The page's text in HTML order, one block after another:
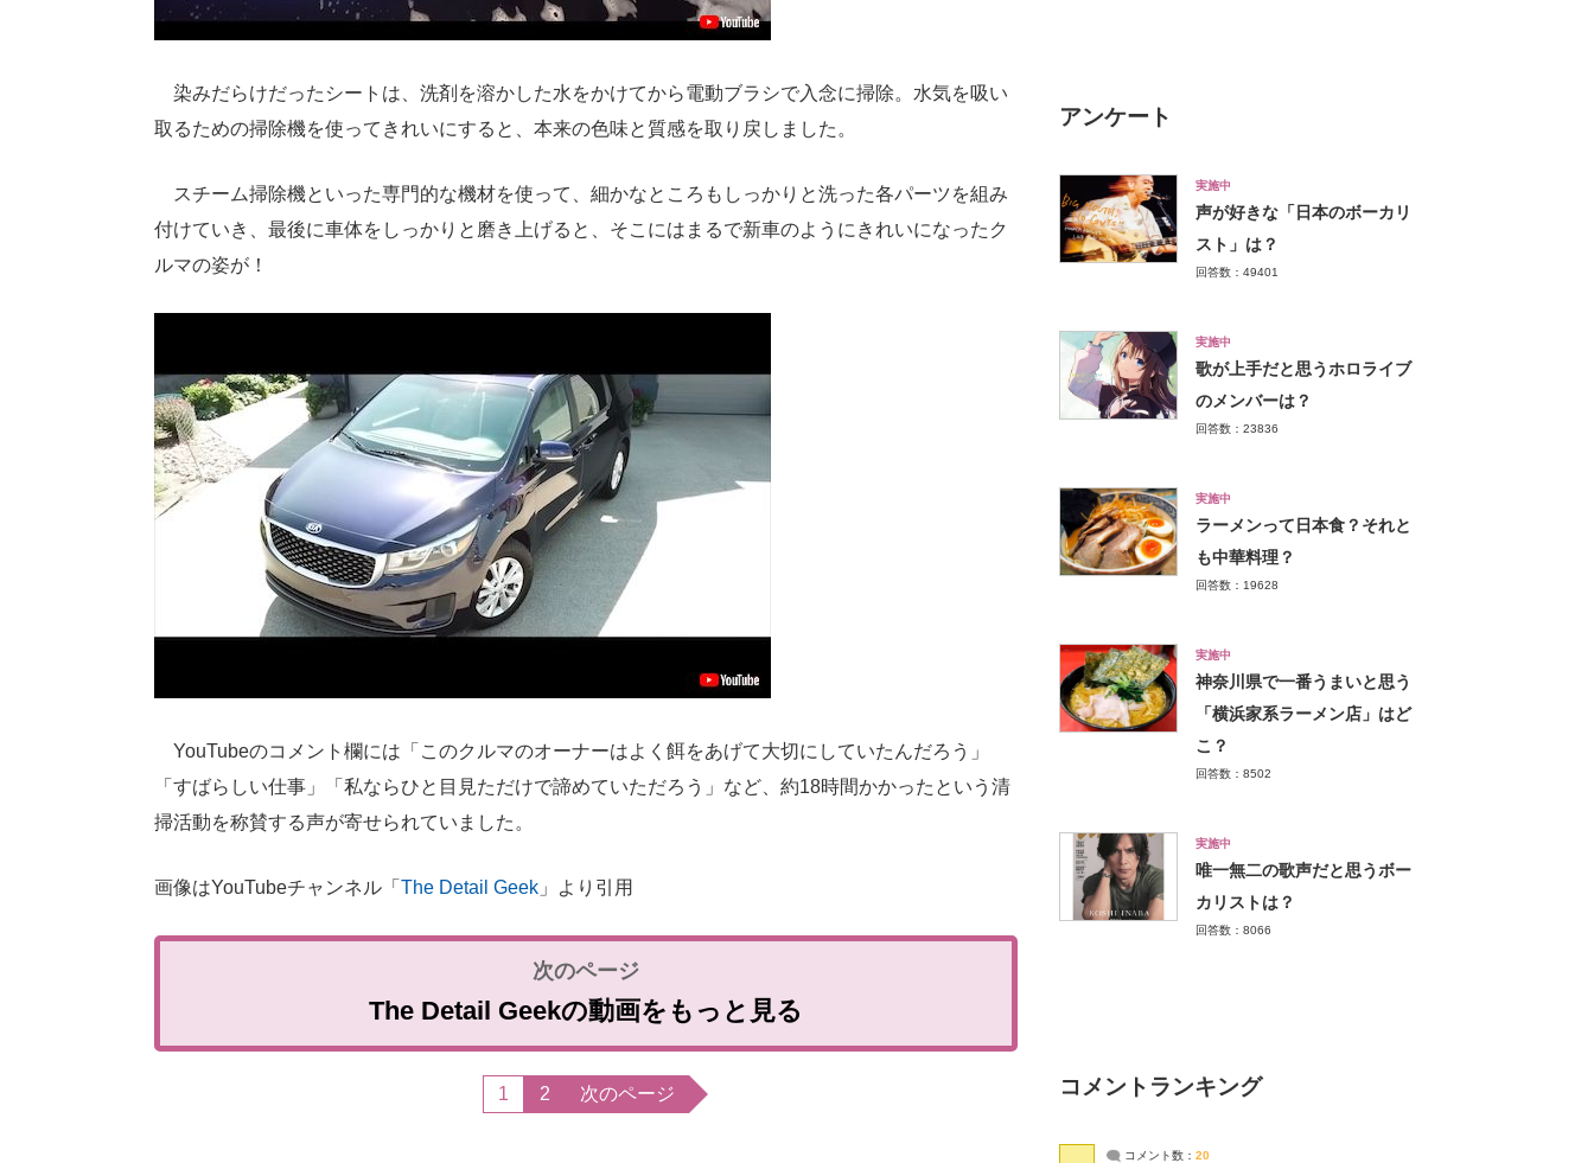
染みだらけだったシートは、洗剤を溶かした水をかけてから電動ブラシで入念に掃除。水気を吸い
取るための掃除機を使ってきれいにすると、本来の色味と質感を取り戻しました。
スチーム掃除機といった専門的な機材を使って、細かなところもしっかりと洗った各パーツを組み
付けていき、最後に車体をしっかりと磨き上げると、そこにはまるで新車のようにきれいになったク
ルマの姿が！
YouTubeのコメント欄には「このクルマのオーナーはよく餌をあげて大切にしていたんだろう」
「すばらしい仕事」「私ならひと目見ただけで諦めていただろう」など、約18時間かかったという清
掃活動を称賛する声が寄せられていました。
画像はYouTubeチャンネル「 The Detail Geek 」より引用
The Detail Geekの動画をもっと見る
1 2 次のページ
アンケート
実施中
声が好きな「日本のボーカリ
スト」は？
回答数：49401
実施中
歌が上手だと思うホロライブ
のメンバーは？
回答数：23836
実施中
ラーメンって日本食？それと
も中華料理？
回答数：19628
実施中
神奈川県で一番うまいと思う
「横浜家系ラーメン店」はど
こ？
回答数：8502
実施中
唯一無二の歌声だと思うボー
カリストは？
回答数：8066
コメントランキング
コメント数： 20